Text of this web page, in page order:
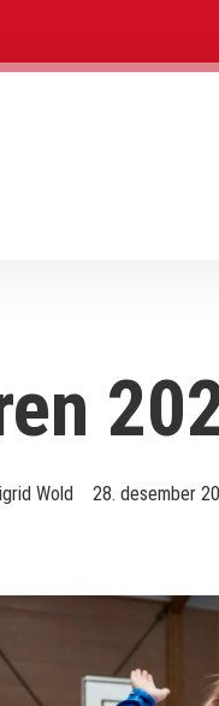
Wold 28. desember